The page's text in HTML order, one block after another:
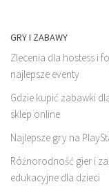
GRY I ZABAWY
Zlecenia dla hostess i
najlepsze eventy
Gdzie kupić zabawki
sklep online
Najlepsze gry na
Różnorodność gier i
edukacyjne dla dzieci